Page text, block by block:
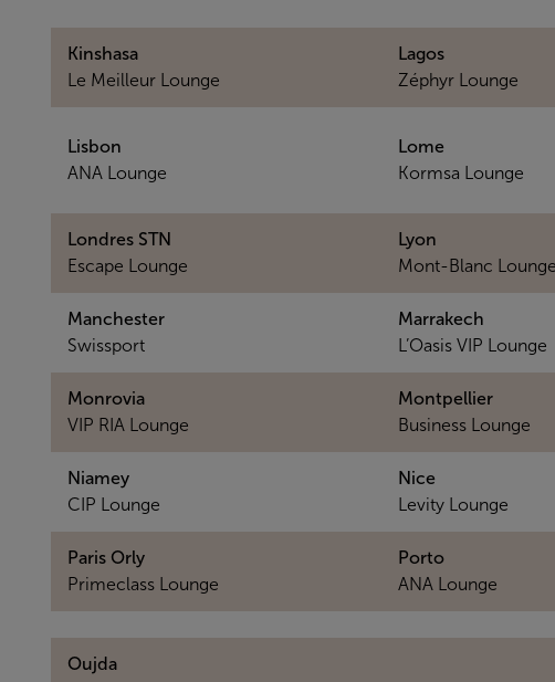
Kinshasa
Le Meilleur Lounge
Lagos
Zéphyr Lounge
Lisbon
ANA Lounge
Lome
Kormsa Lounge
Londres STN
Escape Lounge
Lyon
Mont-Blanc Lounge
Manchester
Swissport
Marrakech
L’Oasis VIP Lounge
Monrovia
VIP RIA Lounge
Montpellier
Business Lounge
Niamey
CIP Lounge
Nice
Levity Lounge
Paris Orly
Primeclass Lounge
Porto
ANA Lounge
Oujda